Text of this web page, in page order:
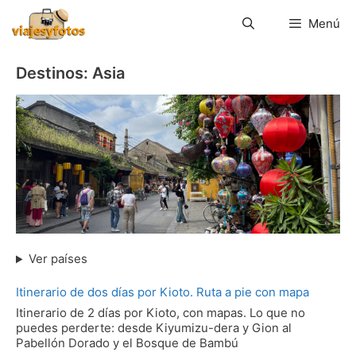
contenido
Menú
Destinos: Asia
Vietnam
Ver países
Itinerario de dos días por Kioto. Ruta a pie con mapa
Itinerario de 2 días por Kioto, con mapas. Lo que no
puedes perderte: desde Kiyumizu-dera y Gion al
Pabellón Dorado y el Bosque de Bambú